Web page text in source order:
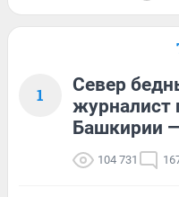
1
Север
журналист
Башкирии
104 731